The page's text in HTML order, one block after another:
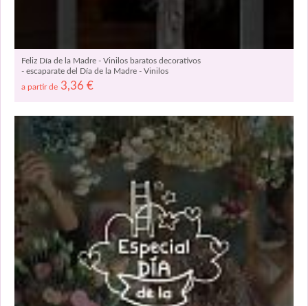
Feliz Día de la Madre - Vinilos baratos decorativos
- escaparate del Día de la Madre - Vinilos
decorativos del día de la madre 08630
a partir de 3,36 €